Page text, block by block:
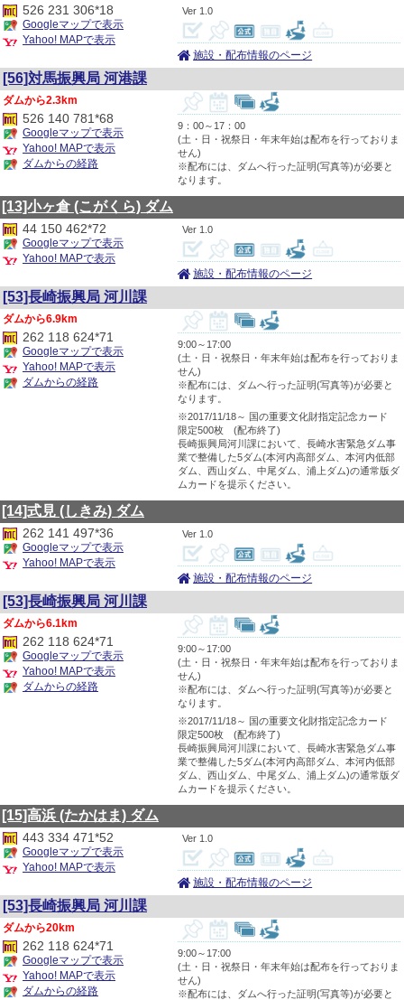
1.0
施設・配布情報のページ
526 231 306*18
Googleマップで表示
Yahoo! MAPで表示
[56]対馬振興局 河港課
9：00～17：00
(土・日・祝祭日・年末年始は配布を行っておりま
せん)
※配布には、ダムへ行った証明(写真等)が必要と
なります。
2.3km
526 140 781*68
Googleマップで表示
Yahoo! MAPで表示
ダムからの経路
[13]小ヶ倉 (こがくら) ダム
1.0
施設・配布情報のページ
44 150 462*72
Googleマップで表示
Yahoo! MAPで表示
[53]長崎振興局 河川課
9:00～17:00
(土・日・祝祭日・年末年始は配布を行っておりま
せん)
※配布には、ダムへ行った証明(写真等)が必要と
なります。
※2017/11/18～ 国の重要文化財指定記念カード
限定500枚 (配布終了)
長崎振興局河川課において、長崎水害緊急ダム事
業で整備した5ダム(本河内高部ダム、本河内低部
ダム、西山ダム、中尾ダム、浦上ダム)の通常版ダ
ムカードを提示ください。
6.9km
262 118 624*71
Googleマップで表示
Yahoo! MAPで表示
ダムからの経路
[14]式見 (しきみ) ダム
1.0
施設・配布情報のページ
262 141 497*36
Googleマップで表示
Yahoo! MAPで表示
[53]長崎振興局 河川課
9:00～17:00
(土・日・祝祭日・年末年始は配布を行っておりま
せん)
※配布には、ダムへ行った証明(写真等)が必要と
なります。
※2017/11/18～ 国の重要文化財指定記念カード
限定500枚 (配布終了)
長崎振興局河川課において、長崎水害緊急ダム事
業で整備した5ダム(本河内高部ダム、本河内低部
ダム、西山ダム、中尾ダム、浦上ダム)の通常版ダ
ムカードを提示ください。
6.1km
262 118 624*71
Googleマップで表示
Yahoo! MAPで表示
ダムからの経路
[15]高浜 (たかはま) ダム
1.0
施設・配布情報のページ
443 334 471*52
Googleマップで表示
Yahoo! MAPで表示
[53]長崎振興局 河川課
9:00～17:00
(土・日・祝祭日・年末年始は配布を行っておりま
せん)
※配布には、ダムへ行った証明(写真等)が必要と
20km
262 118 624*71
Googleマップで表示
Yahoo! MAPで表示
ダムからの経路